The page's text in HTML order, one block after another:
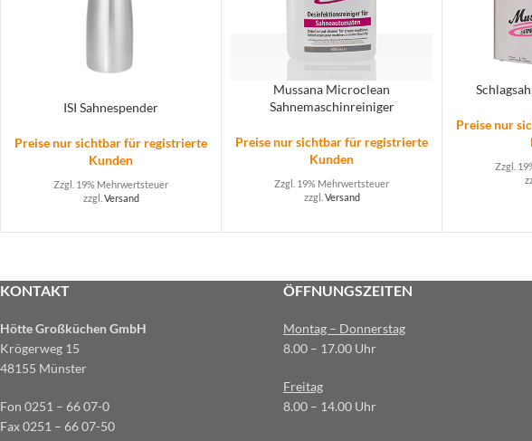
ISI Sahnespender
Preise nur sichtbar für registrierte
Kunden
Zzgl. 19% Mehrwertsteuer
zzgl. Versand
Mussana Microclean
Sahnemaschinreiniger
Preise nur sichtbar für registrierte
Kunden
Zzgl. 19% Mehrwertsteuer
zzgl. Versand
Preise nur
Zzgl.
KONTAKT
Hötte Großküchen GmbH
Krögerweg 15
48155 Münster
Fon 0251 – 66 07-0
Fax 0251 – 66 07-50
ÖFFNUNGSZEITEN
Montag – Donnerstag
8.00 – 17.00 Uhr
Freitag
8.00 – 14.00 Uhr